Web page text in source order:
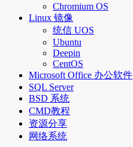
Chromium OS
Linux 镜像
统信 UOS
Ubuntu
Deepin
CentOS
Microsoft Office 办公软件
SQL Server
BSD 系统
CMD教程
资源分享
网络系统